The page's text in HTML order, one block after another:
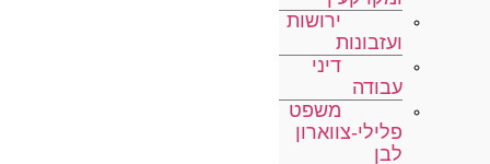
ירושות
ועזבונות
דיני
עבודה
משפט
פלילי-צווארון
לבן